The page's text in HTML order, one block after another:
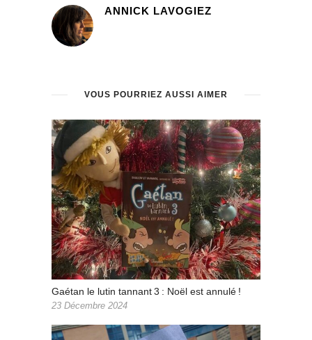
ANNICK LAVOGIEZ
VOUS POURRIEZ AUSSI AIMER
Gaétan le lutin tannant 3 : Noël est annulé !
23 Décembre 2024